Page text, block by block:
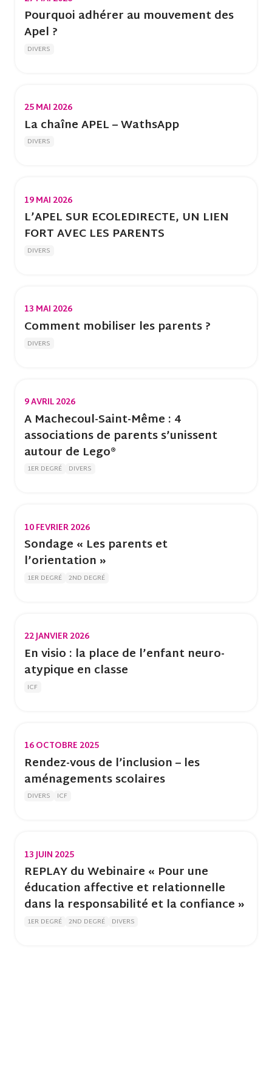
Pourquoi adhérer au mouvement des
Apel ?
DIVERS
25 MAI 2026
La chaîne APEL – WathsApp
DIVERS
19 MAI 2026
L’APEL SUR ECOLEDIRECTE, UN LIEN
FORT AVEC LES PARENTS
DIVERS
13 MAI 2026
Comment mobiliser les parents ?
DIVERS
9 AVRIL 2026
A Machecoul-Saint-Même : 4
associations de parents s’unissent
autour de Lego®
1ER DEGRÉ DIVERS
10 FEVRIER 2026
Sondage « Les parents et
l’orientation »
1ER DEGRÉ 2ND DEGRÉ
22 JANVIER 2026
En visio : la place de l’enfant neuro-
atypique en classe
ICF
16 OCTOBRE 2025
Rendez-vous de l’inclusion – les
aménagements scolaires
DIVERS ICF
13 JUIN 2025
REPLAY du Webinaire « Pour une
éducation affective et relationnelle
dans la responsabilité et la confiance »
1ER DEGRÉ 2ND DEGRÉ DIVERS